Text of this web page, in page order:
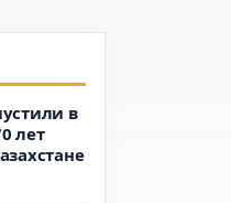
в
лет